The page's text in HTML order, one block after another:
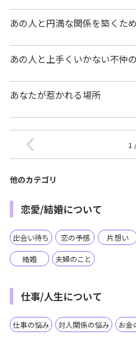
あの人と円満な関係を築くた
あの人と上手くいかない不仲
あなたが惹かれる場所
1
他のカテゴリ
恋愛/結婚について
出会い待ち 恋の予感 片想い
結婚 夫婦のこと
仕事/人生について
仕事の悩み 対人関係の悩み お金